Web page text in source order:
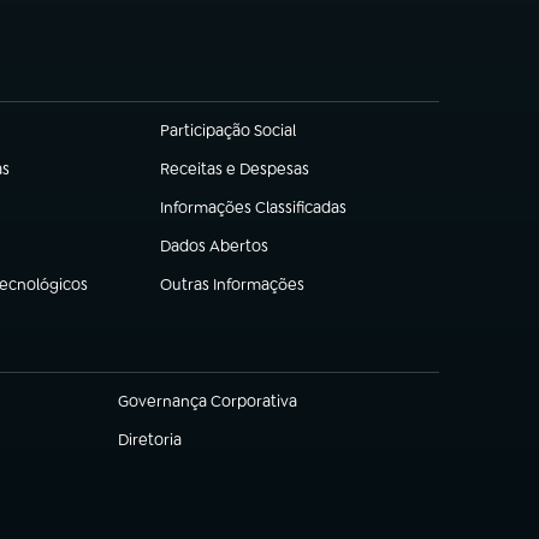
Participação Social
(abre em nova aba)
Receitas e Despesas
(abre em nova aba)
Informações Classificadas
(abre em nova aba)
Dados Abertos
(abre em nova aba)
Outras Informações
(abre em nova aba)
Governança Corporativa
(abre em nova aba)
Diretoria
(abre em nova aba)